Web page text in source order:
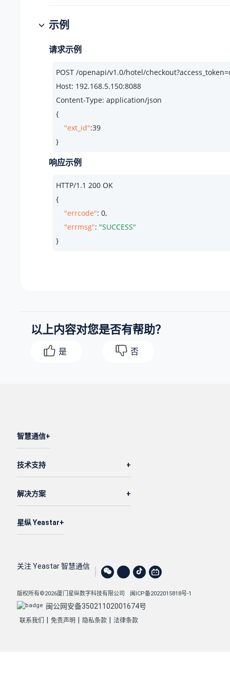
示例
请求示例
POST /openapi/v1.0/hotel/
Host: 192.168.5.150:8088
Content-Type: application/json
{
"ext_id":39
}
响应示例
HTTP/1.1 200 OK
{
"errcode": 0,
"errmsg": "SUCCESS"
}
以上内容对您是否有帮助？
是 否
智慧通信
技术支持
解决方案
星纵 Yeastar
关注 Yeastar 智慧通信
版权所有©2026厦门星纵数字科技有限公司 闽ICP备2022015818号-1
闽公网安备35021102001674号
联系我们 免责声明 隐私条款 法律条款